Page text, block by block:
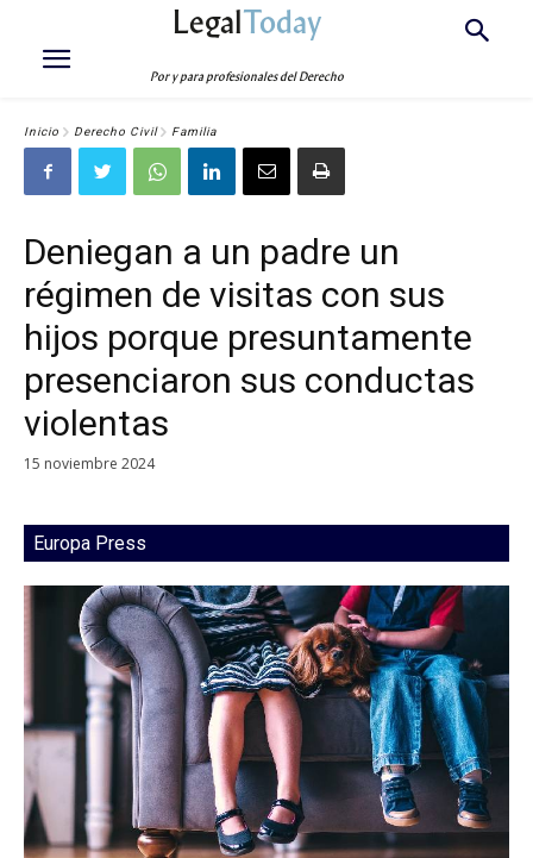
LegalToday
Por y para profesionales del Derecho
Inicio Derecho Civil Familia
Deniegan a un padre un
régimen de visitas con sus
hijos porque presuntamente
presenciaron sus conductas
violentas
15 noviembre 2024
Europa Press